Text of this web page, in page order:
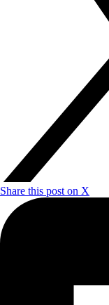
Share this post on X